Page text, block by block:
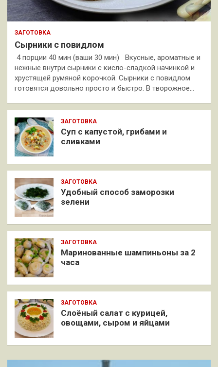
ЗАГОТОВКА
Сырники с повидлом
4 порции 40 мин (ваши 30 мин) Вкусные, ароматные и
нежные внутри сырники с кисло-сладкой начинкой и
хрустящей румяной корочкой. Сырники с повидлом
готовятся довольно просто и быстро. В творожное…
ЗАГОТОВКА
Суп с капустой, грибами и
сливками
ЗАГОТОВКА
Удобный способ заморозки
зелени
ЗАГОТОВКА
Маринованные шампиньоны за 2
часа
ЗАГОТОВКА
Слоёный салат с курицей,
овощами, сыром и яйцами